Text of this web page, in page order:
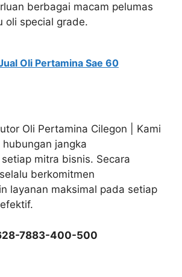
berbagai macam pelumas
oli special grade.
Oli Pertamina Sae 60
Oli Pertamina Cilegon | Kami
jangka
mitra bisnis. Secara
berkomitmen
layanan maksimal pada setiap
7883-400-500